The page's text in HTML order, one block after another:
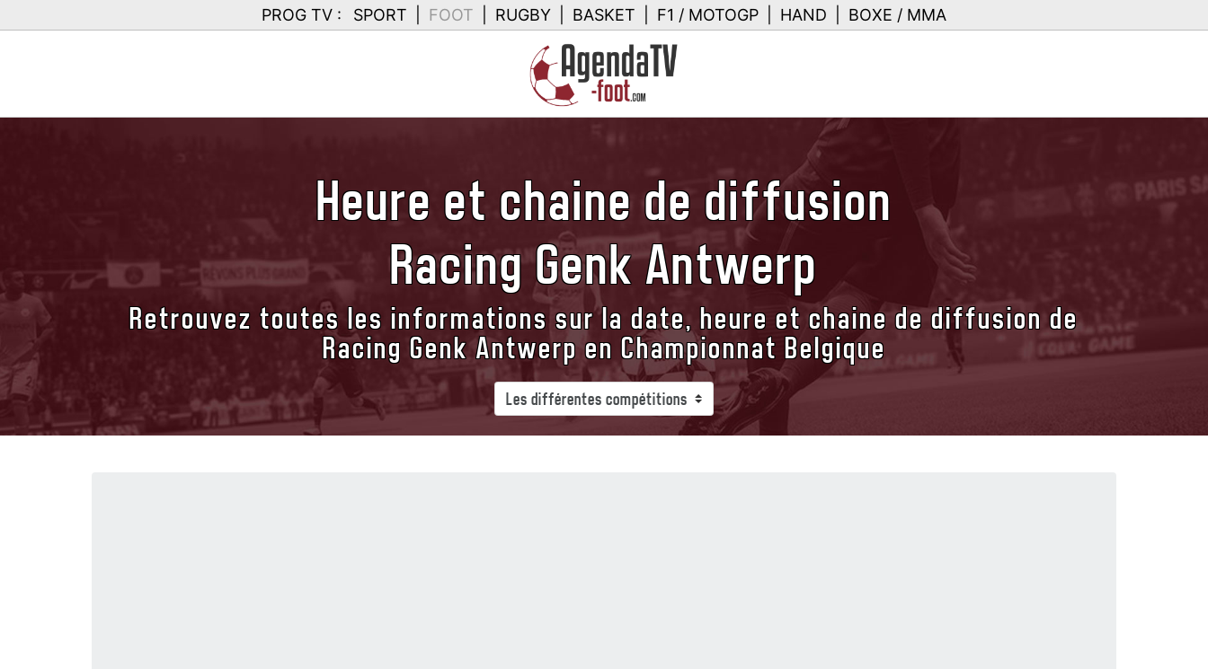
PROG TV : SPORT FOOT RUGBY BASKET F1 / MOTOGP HAND BOXE / MMA
Heure et chaine de diffusion
Racing Genk Antwerp
Retrouvez toutes les informations sur la date, heure et chaine de diffusion de
Racing Genk Antwerp en Championnat Belgique